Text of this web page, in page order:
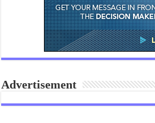
Advertisement